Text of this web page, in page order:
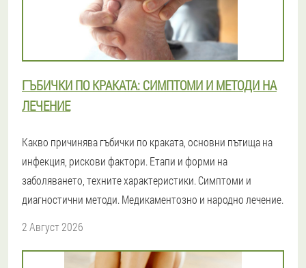
ГЪБИЧКИ ПО КРАКАТА: СИМПТОМИ И МЕТОДИ НА
ЛЕЧЕНИЕ
Какво причинява гъбички по краката, основни пътища на
инфекция, рискови фактори. Етапи и форми на
заболяването, техните характеристики. Симптоми и
диагностични методи. Медикаментозно и народно лечение.
2 Август 2026